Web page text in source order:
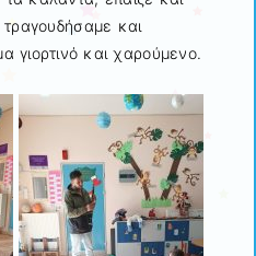
και
γιορτινό και χαρούμενο.